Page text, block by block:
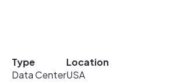
Type
Data Center
Location
USA